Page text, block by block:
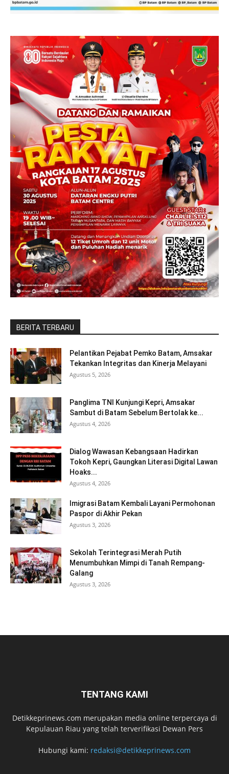
BERITA TERBARU
Pelantikan Pejabat Pemko Batam, Amsakar
Tekankan Integritas dan Kinerja Melayani
Agustus 5, 2026
Panglima TNI Kunjungi Kepri, Amsakar
Sambut di Batam Sebelum Bertolak ke...
Agustus 4, 2026
Dialog Wawasan Kebangsaan Hadirkan
Tokoh Kepri, Gaungkan Literasi Digital Lawan
Hoaks...
Agustus 4, 2026
Imigrasi Batam Kembali Layani Permohonan
Paspor di Akhir Pekan
Agustus 3, 2026
Sekolah Terintegrasi Merah Putih
Menumbuhkan Mimpi di Tanah Rempang-
Galang
Agustus 3, 2026
TENTANG KAMI
Detikkeprinews.com merupakan media online terpercaya di
Kepulauan Riau yang telah terverifikasi Dewan Pers
Hubungi kami: redaksi@detikkeprinews.com